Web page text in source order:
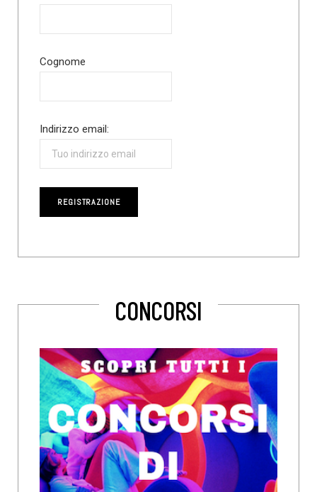
Cognome
Indirizzo email:
CONCORSI